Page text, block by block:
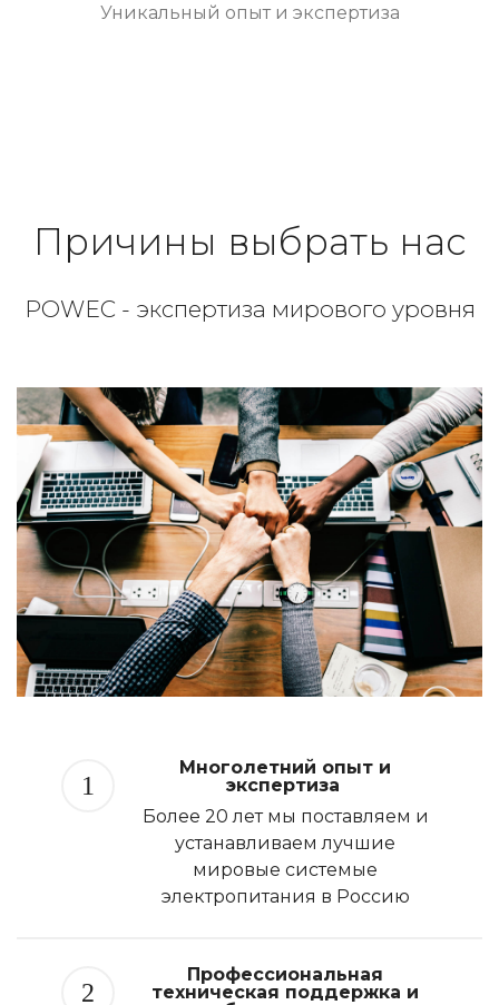
Уникальный опыт и экспертиза
Причины выбрать нас
POWEC - экспертиза мирового уровня
1
Многолетний опыт и
экспертиза
Более 20 лет мы поставляем и
устанавливаем лучшие
мировые системые
электропитания в Россию
2
Профессиональная
техническая поддержка и